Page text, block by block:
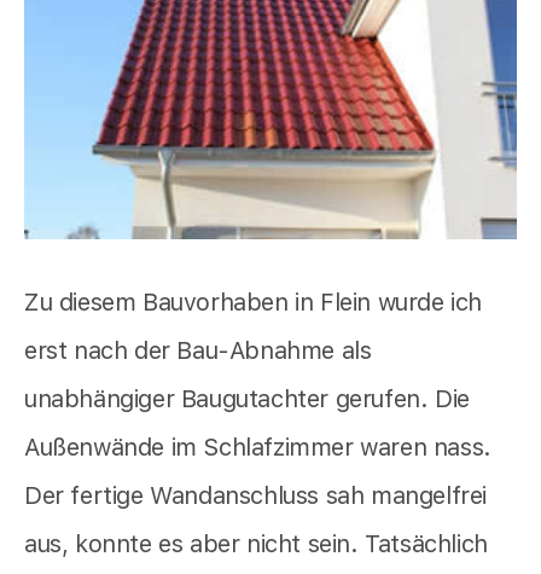
Zu diesem Bauvorhaben in Flein wurde ich
erst nach der Bau-Abnahme als
unabhängiger Baugutachter gerufen. Die
Außenwände im Schlafzimmer waren nass.
Der fertige Wandanschluss sah mangelfrei
aus, konnte es aber nicht sein. Tatsächlich